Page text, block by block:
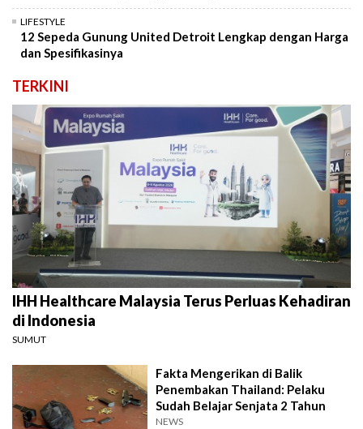
LIFESTYLE
12 Sepeda Gunung United Detroit Lengkap dengan Harga
dan Spesifikasinya
TERKINI
IHH Healthcare Malaysia Terus Perluas Kehadiran
di Indonesia
SUMUT
Fakta Mengerikan di Balik
Penembakan Thailand: Pelaku
Sudah Belajar Senjata 2 Tahun
NEWS